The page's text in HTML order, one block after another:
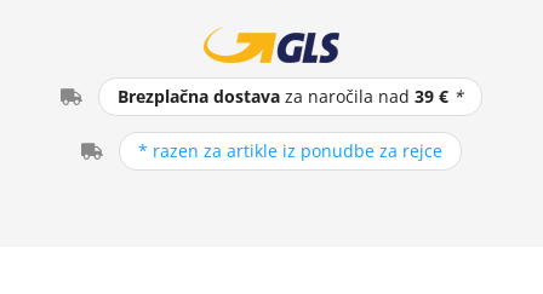
Brezplačna dostava za naročila nad39 € *
* razen za artikle iz ponudbe za rejce